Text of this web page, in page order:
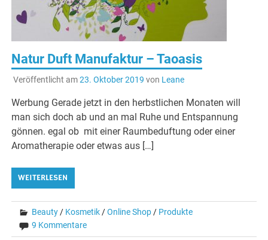
Natur Duft Manufaktur – Taoasis
Veröffentlicht am23. Oktober 2019 von Leane
Werbung Gerade jetzt in den herbstlichen Monaten will
man sich doch ab und an mal Ruhe und Entspannung
gönnen. egal ob mit einer Raumbeduftung oder einer
Aromatherapie oder etwas aus […]
WEITERLESEN
Beauty/ Kosmetik/Online Shop/ Produkte
9 Kommentare